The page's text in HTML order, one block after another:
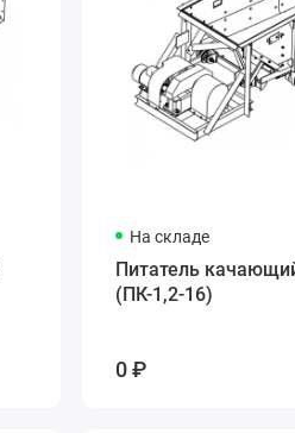
На складе
Питатель
(ПК-1,2-16)
0 ₽